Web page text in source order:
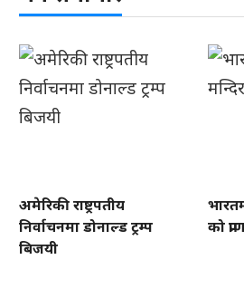
अमेरिकी राष्ट्रपतीय
निर्वाचनमा डोनाल्ड ट्रम्प
बिजयी
को प्राण